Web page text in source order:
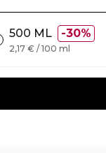
500 ML 30%
2,17 € / 100 ml